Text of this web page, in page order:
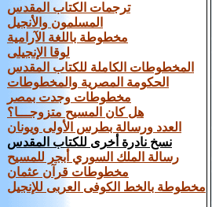
ترجمات الكتاب المقدس
المسلمون والأنجيل
مخطوطة باللغة الآرامية
لوقا الإنجيلى
المخطوطات الكاملة للكتاب المقدس
الحكومة المصرية والمخطوطات
مخطوطات وجدت بمصر
هل كان المسيح متزوجـــا؟
العدد ورسالة بطرس الأولى ويونان
نسخ نادرة أخرى للكتاب المقدس
رسالة الملك السوري أبجر للمسيح
مخطوطات قرآن عثمان
مخطوطة بالخط الكوفى العربى للإنجيل